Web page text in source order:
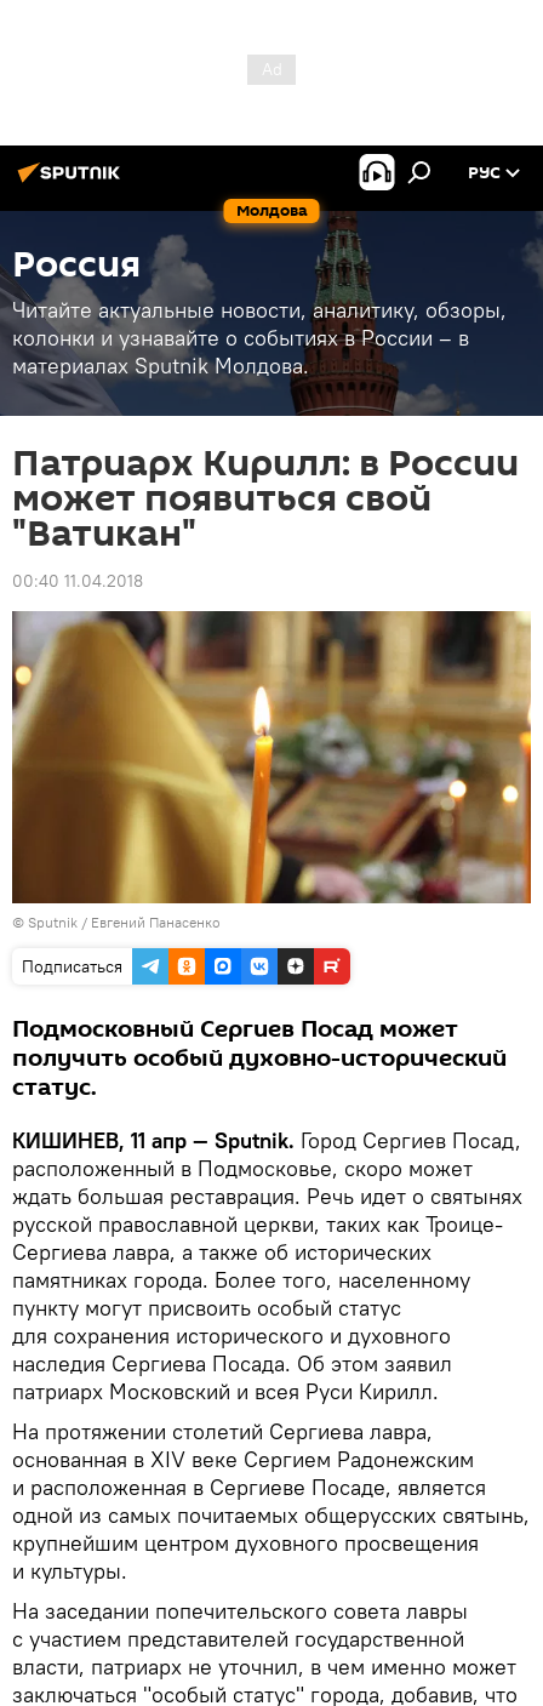
Молдова
РУС
Россия
Читайте актуальные новости, аналитику, обзоры,
колонки и узнавайте о событиях в России – в
материалах Sputnik Молдова.
Патриарх Кирилл: в России
может появиться свой
"Ватикан"
00:40 11.04.2018
© Sputnik / Евгений Панасенко
Подписаться
Подмосковный Сергиев Посад может
получить особый духовно-исторический
статус.
КИШИНЕВ, 11 апр — Sputnik. Город Сергиев Посад,
расположенный в Подмосковье, скоро может
ждать большая реставрация. Речь идет о святынях
русской православной церкви, таких как Троице-
Сергиева лавра, а также об исторических
памятниках города. Более того, населенному
пункту могут присвоить особый статус
для сохранения исторического и духовного
наследия Сергиева Посада. Об этом заявил
патриарх Московский и всея Руси Кирилл.
На протяжении столетий Сергиева лавра,
основанная в XIV веке Сергием Радонежским
и расположенная в Сергиеве Посаде, является
одной из самых почитаемых общерусских святынь,
крупнейшим центром духовного просвещения
и культуры.
На заседании попечительского совета лавры
с участием представителей государственной
власти, патриарх не уточнил, в чем именно может
заключаться "особый статус" города, добавив, что